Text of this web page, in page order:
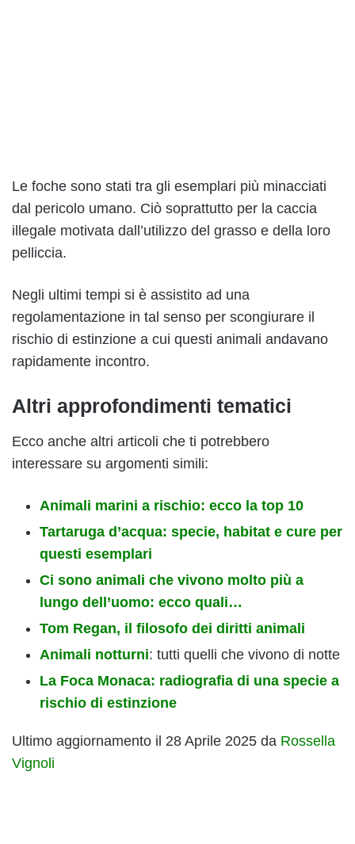
Le foche sono stati tra gli esemplari più minacciati
dal pericolo umano. Ciò soprattutto per la caccia
illegale motivata dall’utilizzo del grasso e della loro
pelliccia.
Negli ultimi tempi si è assistito ad una
regolamentazione in tal senso per scongiurare il
rischio di estinzione a cui questi animali andavano
rapidamente incontro.
Altri approfondimenti tematici
Ecco anche altri articoli che ti potrebbero
interessare su argomenti simili:
Animali marini a rischio: ecco la top 10
Tartaruga d’acqua: specie, habitat e cure per
questi esemplari
Ci sono animali che vivono molto più a
lungo dell’uomo: ecco quali…
Tom Regan, il filosofo dei diritti animali
Animali notturni: tutti quelli che vivono di notte
La Foca Monaca: radiografia di una specie a
rischio di estinzione
Ultimo aggiornamento il 28 Aprile 2025 da Rossella
Vignoli